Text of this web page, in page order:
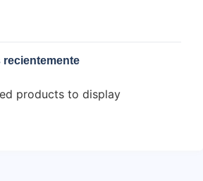
products to display